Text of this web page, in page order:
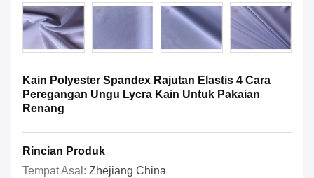
Kain Polyester Spandex Rajutan Elastis 4 Cara
Peregangan Ungu Lycra Kain Untuk Pakaian
Renang
Rincian Produk
Tempat Asal: Zhejiang China